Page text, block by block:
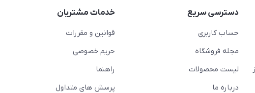
دسترسی سریع
حساب کاربری
مجله فروشگاه
لیست محصولات
درباره ما
خدمات مشتریان
قوانین و مقررات
حریم خصوصی
راهنما
پرسش های متداول